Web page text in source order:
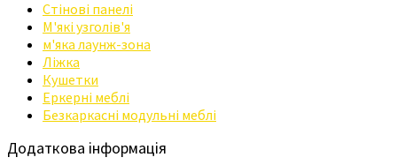
Стінові панелі
М'які узголів'я
м'яка лаунж-зона
Ліжка
Кушетки
Еркерні меблі
Безкаркасні модульні меблі
Додаткова інформація